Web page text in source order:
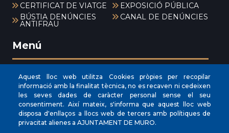
CERTIFICAT DE VIATGE
EXPOSICIÓ PÚBLICA
BÚSTIA DENÚNCIES
ANTIFRAU
CANAL DE DENÚNCIES
Menú
INICI
AJUNTAMENT
EL NOSTRE MUNICIPI
Aquest lloc web utilitza Cookies pròpies per recopilar
informació amb la finalitat tècnica, no es recaven ni cedeixen
les seves dades de caràcter personal sense el seu
consentiment. Així mateix, s'informa que aquest lloc web
disposa d'enllaços a llocs web de tercers amb polítiques de
privacitat alienes a AJUNTAMENT DE MURO.